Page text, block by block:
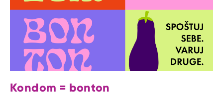
Kondom = bonton